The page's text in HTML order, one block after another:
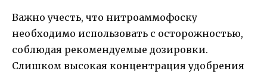
Важно учесть, что нитроаммофоску
необходимо использовать с осторожностью,
соблюдая рекомендуемые дозировки.
Слишком высокая концентрация удобрения